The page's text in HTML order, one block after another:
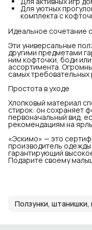
Для уютных
комплекта с
Идеальное сочетание
Эти универсальные
другими предметами
ним кофточки, боди
ассортимента.
самых требовательных
Простота в уходе
Хлопковый материал
стирок: он сохраняет
первоначальный вид,
рекомендациям на
«Эскимо» — это
производитель
гарантирующий
Подарите своему
Ползунки,